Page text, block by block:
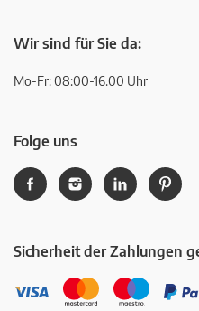
Wir sind für Sie da:
Mo-Fr: 08:00-16.00 Uhr
Folge uns
Sicherheit der Zahlungen